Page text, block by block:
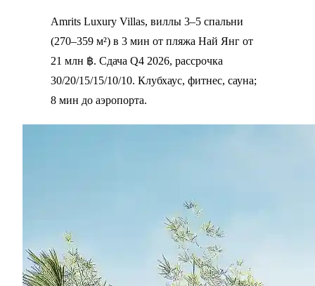
Amrits Luxury Villas, виллы 3–5 спальни
(270–359 м²) в 3 мин от пляжа Най Янг от
21 млн ฿. Сдача Q4 2026, рассрочка
30/20/15/15/10/10. Клубхаус, фитнес, сауна;
8 мин до аэропорта.